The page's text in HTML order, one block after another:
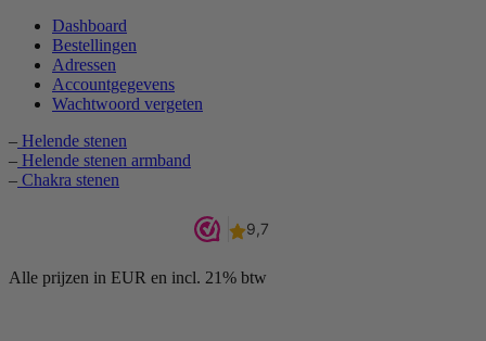
Dashboard
Bestellingen
Adressen
Accountgegevens
Wachtwoord vergeten
– Helende stenen
– Helende stenen armband
– Chakra stenen
Alle prijzen in EUR en incl. 21% btw